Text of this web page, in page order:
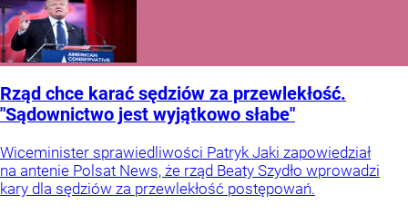
Rząd chce karać sędziów za przewlekłość.
"Sądownictwo jest wyjątkowo słabe"
Wiceminister sprawiedliwości Patryk Jaki zapowiedział
na antenie Polsat News, że rząd Beaty Szydło wprowadzi
kary dla sędziów za przewlekłość postępowań.